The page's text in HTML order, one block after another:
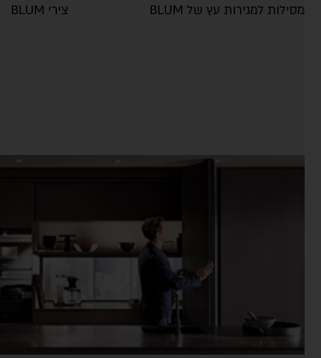
מסילות למגירות עץ של BLUM צירי BLUM